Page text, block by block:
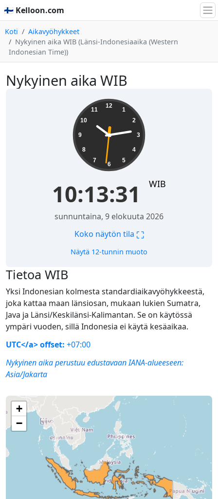
🇫🇮 Kelloon.com
Koti
Aikavyöhykkeet
Nykyinen aika WIB (Länsi-Indonesiaaika (Western
Indonesian Time))
Nykyinen aika WIB
12
1
2
3
4
5
6
7
8
9
10
11
10:13:32 WIB
sunnuntaina, 9 elokuuta 2026
Koko näytön tila ⛶
Näytä 12-tunnin muoto
Tietoa WIB
Yksi Indonesian kolmesta standardiaikavyöhykkeestä,
joka kattaa maan länsiosan, mukaan lukien Sumatra,
Java ja Länsi/Keskilänsi-Kalimantan. Se on käytössä
ympäri vuoden, sillä Indonesia ei käytä kesäaikaa.
UTC</a> offset: +07:00
Nykyinen aika perustuu edustavaan IANA-alueeseen:
Asia/Jakarta
+
−